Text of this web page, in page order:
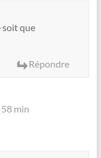
soit que
Répondre
min